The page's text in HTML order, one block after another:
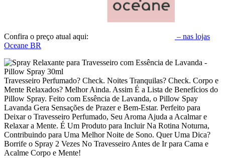
Confira o preço atual aqui:
– nas lojas
Oceane BR
Travesseiro Perfumado? Check. Noites Tranquilas? Check. Corpo e
Mente Relaxados? Melhor Ainda. Assim É a Lista de Benefícios do
Pillow Spray. Feito com Essência de Lavanda, o Pillow Spay
Lavanda Gera Sensações de Prazer e Bem-Estar. Perfeito para
Deixar o Travesseiro Perfumado, Seu Aroma Ajuda a Acalmar e
Relaxar a Mente. É Um Produto para Incluir Na Rotina Noturna,
Contribuindo para Uma Melhor Noite de Sono. Quer Uma Dica?
Borrife o Spray 2 Vezes No Travesseiro Antes de Ir para Cama e
Acalme Corpo e Mente!